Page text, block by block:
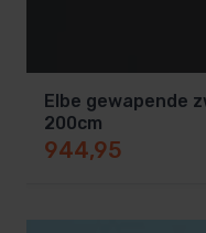
Elbe gewapende
200cm
944,95